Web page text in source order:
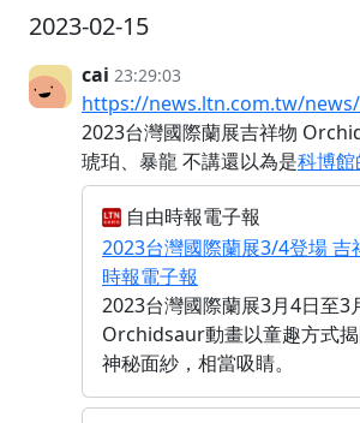
2023-02-15
cai 23:29:03
https://news.ltn.com.tw/
2023台灣國際蘭展吉祥物
琥珀、暴龍 不講還以為是科博
自由時報電子報
2023台灣國際蘭展3/4登場 吉
時報電子報
2023台灣國際蘭展3月4日至3
Orchidsaur動畫以童趣方式
神秘面紗，相當吸睛。